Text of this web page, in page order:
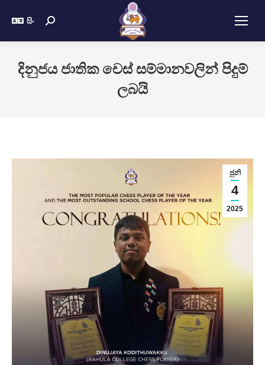
සිං
දිනුජය ජාතික චෙස් සම්මානවලින් පිදුම්
ලබයි
ජුනි
4
2025